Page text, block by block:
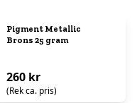
Pigment Metallic
Brons 25 gram
260 kr
(Rek ca. pris)